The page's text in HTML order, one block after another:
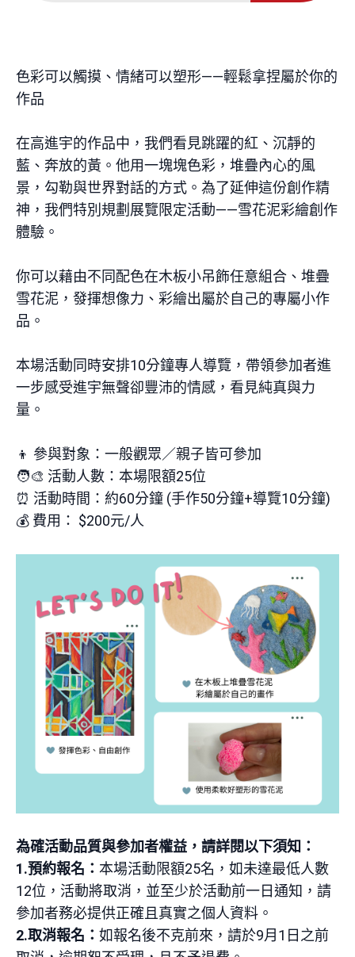
色彩可以觸摸、情緒可以塑形——輕鬆拿捏屬於你的
作品
在高進宇的作品中，我們看見跳躍的紅、沉靜的
藍、奔放的黃。他用一塊塊色彩，堆疊內心的風
景，勾勒與世界對話的方式。為了延伸這份創作精
神，我們特別規劃展覽限定活動——雪花泥彩繪創作
體驗。
你可以藉由不同配色在木板小吊飾任意組合、堆疊
雪花泥，發揮想像力、彩繪出屬於自己的專屬小作
品。
本場活動同時安排10分鐘專人導覽，帶領參加者進
一步感受進宇無聲卻豐沛的情感，看見純真與力
量。
👦 參與對象：一般觀眾／親子皆可參加
🧑‍🎨 活動人數：本場限額25位
⏰ 活動時間：約60分鐘 (手作50分鐘+導覽10分鐘)
💰 費用： $200元/人
為確活動品質與參加者權益，請詳閱以下須知：
1.預約報名： 本場活動限額25名，如未達最低人數
12位，活動將取消，並至少於活動前一日通知，請
參加者務必提供正確且真實之個人資料。
2.取消報名： 如報名後不克前來，請於9月1日之前